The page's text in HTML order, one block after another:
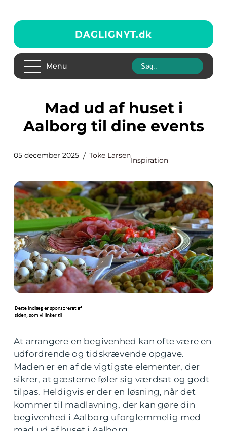
DAGLIGNYT.dk
Menu
Mad ud af huset i
Aalborg til dine events
05 december 2025 Toke Larsen
Inspiration
At arrangere en begivenhed kan ofte være en
udfordrende og tidskrævende opgave.
Maden er en af de vigtigste elementer, der
sikrer, at gæsterne føler sig værdsat og godt
tilpas. Heldigvis er der en løsning, når det
kommer til madlavning, der kan gøre din
begivenhed i Aalborg uforglemmelig med